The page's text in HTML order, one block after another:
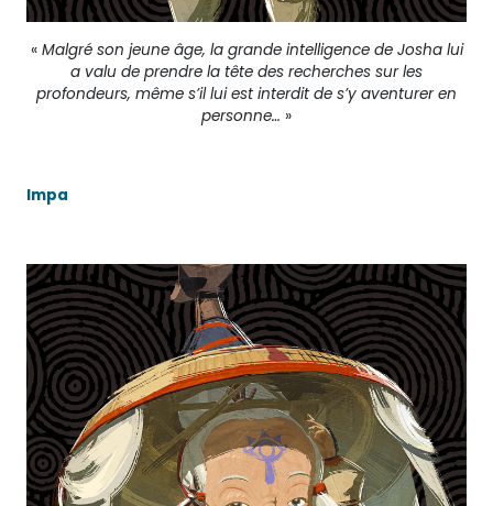
« Malgré son jeune âge, la grande intelligence de Josha lui
a valu de prendre la tête des recherches sur les
profondeurs, même s’il lui est interdit de s’y aventurer en
personne… »
Impa